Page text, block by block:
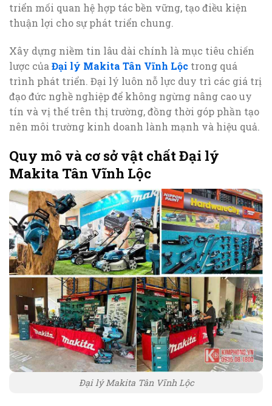
triển mối quan hệ hợp tác bền vững, tạo điều kiện
thuận lợi cho sự phát triển chung.
Xây dựng niềm tin lâu dài chính là mục tiêu chiến
lược của Đại lý Makita Tân Vĩnh Lộc trong quá
trình phát triển. Đại lý luôn nỗ lực duy trì các giá trị
đạo đức nghề nghiệp để không ngừng nâng cao uy
tín và vị thế trên thị trường, đồng thời góp phần tạo
nên môi trường kinh doanh lành mạnh và hiệu quả.
Quy mô và cơ sở vật chất Đại lý
Makita Tân Vĩnh Lộc
Đại lý Makita Tân Vĩnh Lộc